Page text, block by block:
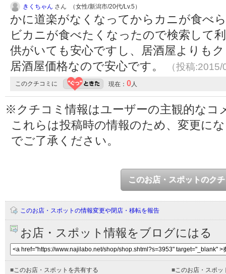
きくちゃん さん （女性/新潟市/20代/Lv.5）
かに道楽がなくなってからカニが食べ
ビカニが食べたくなったので検索して
供がいても安心ですし、居酒屋よりも
居酒屋価格なので安心です。
（投稿
このクチコミに 現在： 0人
※クチコミ情報はユーザーの主観的なコ
これらは投稿時の情報のため、変更に
でご了承ください。
このお店・スポットのク
このお店・スポットの情報変更や閉店・移転を報告
お店・スポット情報をブログにはる
■このお店・スポットを共有する ■このお店・スポッ